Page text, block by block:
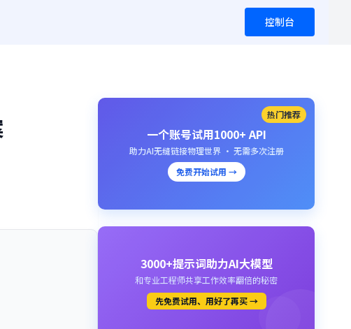
控制台
热门推荐
一个账号试用1000+ API
助力AI无缝链接物理世界 · 无需多次注册
免费开始试用 →
3000+提示词助力AI大模型
和专业工程师共享工作效率翻倍的秘密
先免费试用、用好了再买 →